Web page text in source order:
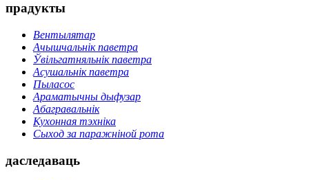
прадукты
Вентылятар
Ачышчальнік паветра
Ўвільгатняльнік паветра
Асушальнік паветра
Пыласос
Араматычны дыфузар
Абагравальнік
Кухонная тэхніка
Сыход за паражніной рота
даследаваць